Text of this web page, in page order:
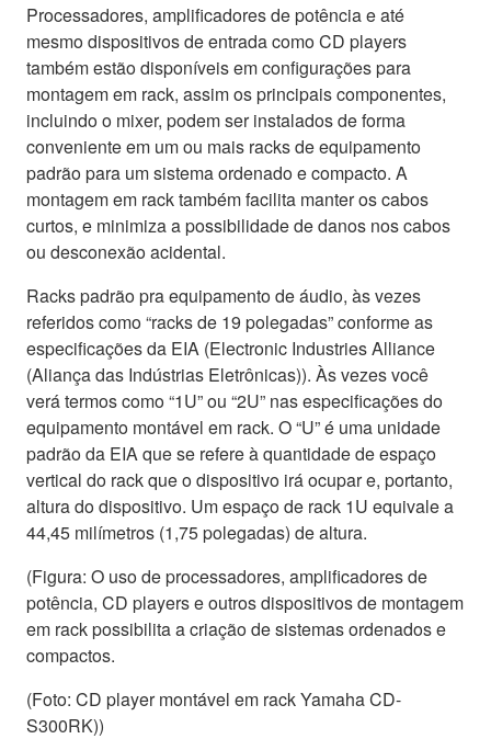
Processadores, amplificadores de potência e até
mesmo dispositivos de entrada como CD players
também estão disponíveis em configurações para
montagem em rack, assim os principais componentes,
incluindo o mixer, podem ser instalados de forma
conveniente em um ou mais racks de equipamento
padrão para um sistema ordenado e compacto. A
montagem em rack também facilita manter os cabos
curtos, e minimiza a possibilidade de danos nos cabos
ou desconexão acidental.
Racks padrão pra equipamento de áudio, às vezes
referidos como “racks de 19 polegadas” conforme as
especificações da EIA (Electronic Industries Alliance
(Aliança das Indústrias Eletrônicas)). Às vezes você
verá termos como “1U” ou “2U” nas especificações do
equipamento montável em rack. O “U” é uma unidade
padrão da EIA que se refere à quantidade de espaço
vertical do rack que o dispositivo irá ocupar e, portanto,
altura do dispositivo. Um espaço de rack 1U equivale a
44,45 milímetros (1,75 polegadas) de altura.
(Figura: O uso de processadores, amplificadores de
potência, CD players e outros dispositivos de montagem
em rack possibilita a criação de sistemas ordenados e
compactos.
(Foto: CD player montável em rack Yamaha CD-
S300RK))